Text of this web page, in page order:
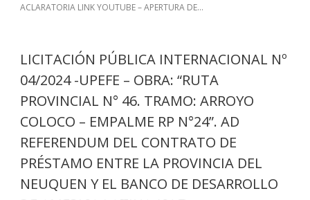
ACLARATORIA LINK YOUTUBE – APERTURA DE...
LICITACIÓN PÚBLICA INTERNACIONAL Nº
04/2024 -UPEFE – OBRA: “RUTA
PROVINCIAL N° 46. TRAMO: ARROYO
COLOCO – EMPALME RP N°24”. AD
REFERENDUM DEL CONTRATO DE
PRÉSTAMO ENTRE LA PROVINCIA DEL
NEUQUEN Y EL BANCO DE DESARROLLO